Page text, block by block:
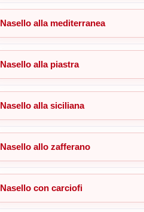
Nasello alla mediterranea
Nasello alla piastra
Nasello alla siciliana
Nasello allo zafferano
Nasello con carciofi